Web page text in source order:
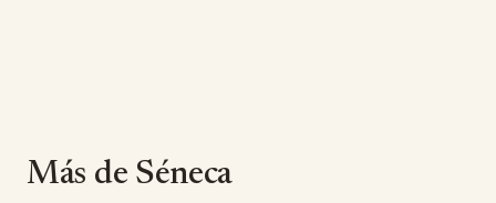
Más de Séneca